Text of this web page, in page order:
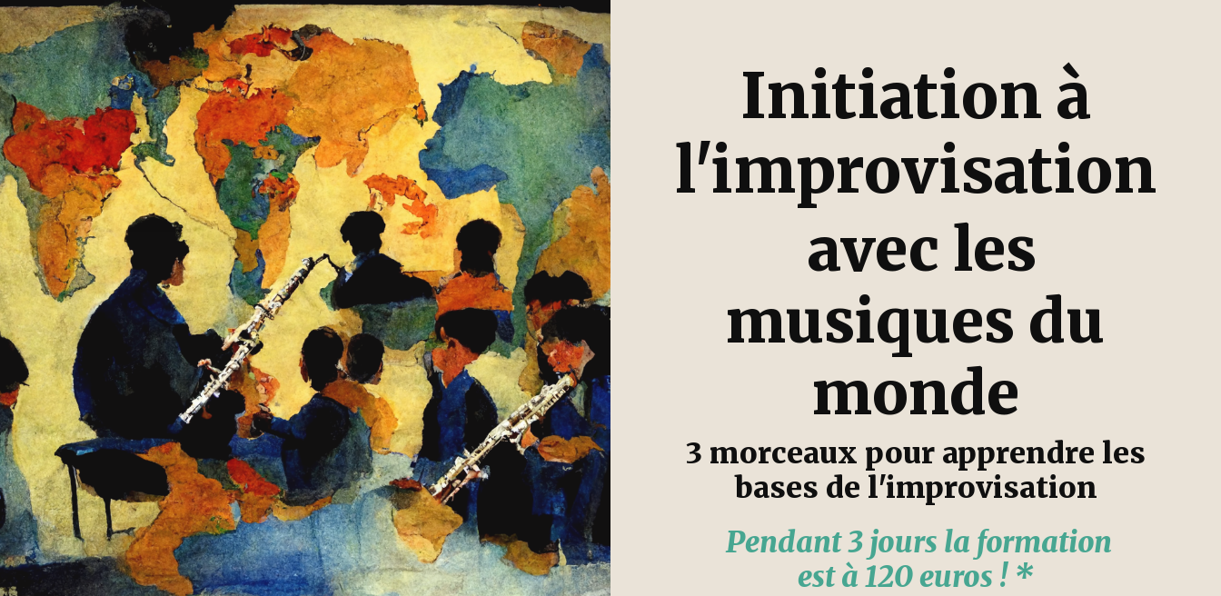
Initiation à
l'improvisation
avec les
musiques du
monde
3 morceaux pour apprendre les
bases de l'improvisation
Pendant 3 jours la formation
est à 120 euros ! *